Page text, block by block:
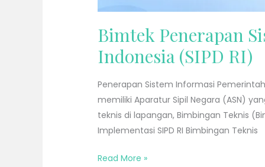
Bimtek Penerapan
Indonesia (SIPD RI)
Penerapan Sistem Informasi
memiliki Aparatur Sipil Negara (ASN)
teknis di lapangan, Bimbingan Teknis
Implementasi SIPD RI Bimbingan Teknis
Read More »